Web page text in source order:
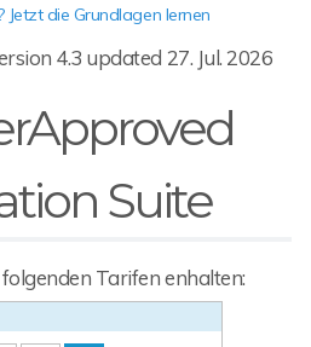
Jetzt die Grundlagen lernen
4.3 updated 27. Jul. 2026
Suite
Tarifen enhalten: